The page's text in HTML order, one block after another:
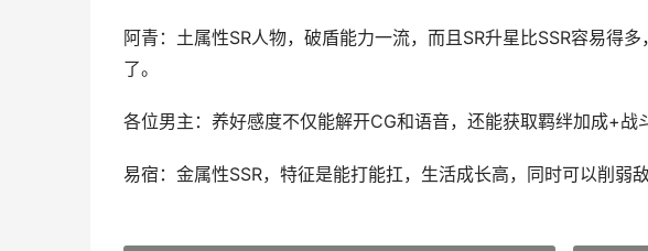
阿青：土属性SR人物，破盾能力一流，而且SR升星比SSR容易得
了。
各位男主：养好感度不仅能解开CG和语音，还能获取羁绊加成+战
易宿：金属性SSR，特征是能打能扛，生活成长高，同时可以削弱